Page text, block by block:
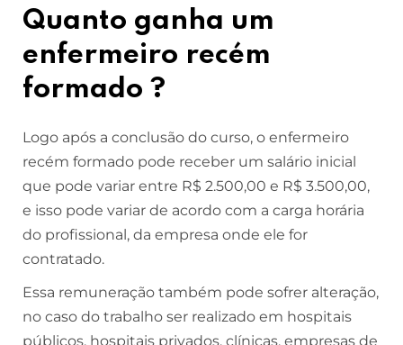
Quanto ganha um
enfermeiro recém
formado ?
Logo após a conclusão do curso, o enfermeiro
recém formado pode receber um salário inicial
que pode variar entre R$ 2.500,00 e R$ 3.500,00,
e isso pode variar de acordo com a carga horária
do profissional, da empresa onde ele for
contratado.
Essa remuneração também pode sofrer alteração,
no caso do trabalho ser realizado em hospitais
públicos, hospitais privados, clínicas, empresas de